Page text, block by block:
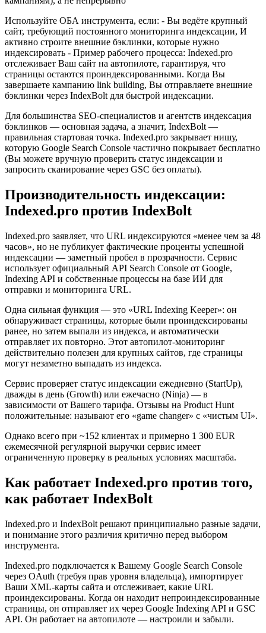
Используйте ОБА инструмента, если: - Вы ведёте крупный
сайт, требующий постоянного мониторинга индексации, И
активно строите внешние бэклинки, которые нужно
индексировать - Пример рабочего процесса: Indexed.pro
отслеживает Ваш сайт на автопилоте, гарантируя, что
страницы остаются проиндексированными. Когда Вы
завершаете кампанию link building, Вы отправляете внешние
бэклинки через IndexBolt для быстрой индексации.
Для большинства SEO-специалистов и агентств индексация
бэклинков — основная задача, а значит, IndexBolt —
правильная стартовая точка. Indexed.pro закрывает нишу,
которую Google Search Console частично покрывает бесплатно
(Вы можете вручную проверить статус индексации и
запросить сканирование через GSC без оплаты).
Производительность индексации:
Indexed.pro против IndexBolt
Indexed.pro заявляет, что URL индексируются «менее чем за 48
часов», но не публикует фактические проценты успешной
индексации — заметный пробел в прозрачности. Сервис
использует официальный API Search Console от Google,
Indexing API и собственные процессы на базе ИИ для
отправки и мониторинга URL.
Одна сильная функция — это «URL Indexing Keeper»: он
обнаруживает страницы, которые были проиндексированы
ранее, но затем выпали из индекса, и автоматически
отправляет их повторно. Этот автопилот-мониторинг
действительно полезен для крупных сайтов, где страницы
могут незаметно выпадать из индекса.
Сервис проверяет статус индексации ежедневно (StartUp),
дважды в день (Growth) или ежечасно (Ninja) — в
зависимости от Вашего тарифа. Отзывы на Product Hunt
положительные: называют его «game changer» с «чистым UI».
Однако всего при ~152 клиентах и примерно 1 300 EUR
ежемесячной регулярной выручки сервис имеет
ограниченную проверку в реальных условиях масштаба.
Как работает Indexed.pro против того,
как работает IndexBolt
Indexed.pro и IndexBolt решают принципиально разные задачи,
и понимание этого различия критично перед выбором
инструмента.
Indexed.pro подключается к Вашему Google Search Console
через OAuth (требуя прав уровня владельца), импортирует
Ваши XML-карты сайта и отслеживает, какие URL
проиндексированы. Когда он находит непроиндексированные
страницы, он отправляет их через Google Indexing API и GSC
API. Он работает на автопилоте — настроили и забыли.